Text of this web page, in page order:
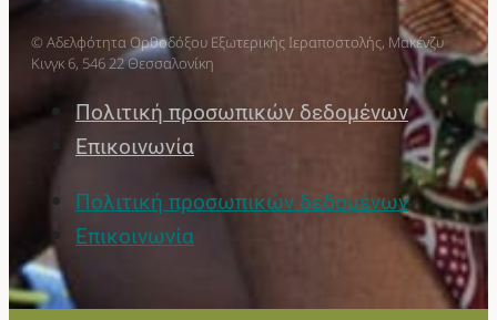
© Αδελφότητα Ορθοδόξου Εξωτερικής Ιεραποστολής, Μακένζυ
Κινγκ 6, 546 22 Θεσσαλονίκη
Πολιτική προσωπικών δεδομένων
Επικοινωνία
Πολιτική προσωπικών δεδομένων
Επικοινωνία